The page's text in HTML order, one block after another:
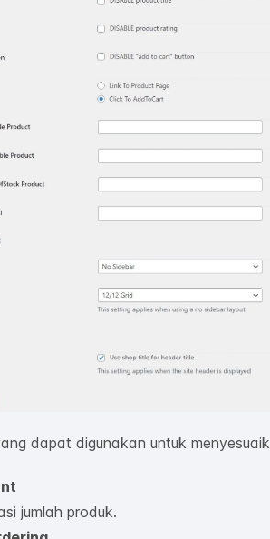
dapat digunakan untuk
jumlah produk.